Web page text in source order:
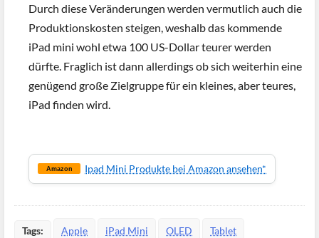
Durch diese Veränderungen werden vermutlich auch die
Produktionskosten steigen, weshalb das kommende
iPad mini wohl etwa 100 US-Dollar teurer werden
dürfte. Fraglich ist dann allerdings ob sich weiterhin eine
genügend große Zielgruppe für ein kleines, aber teures,
iPad finden wird.
Amazon Ipad Mini Produkte bei Amazon ansehen*
Tags: Apple iPad Mini OLED Tablet